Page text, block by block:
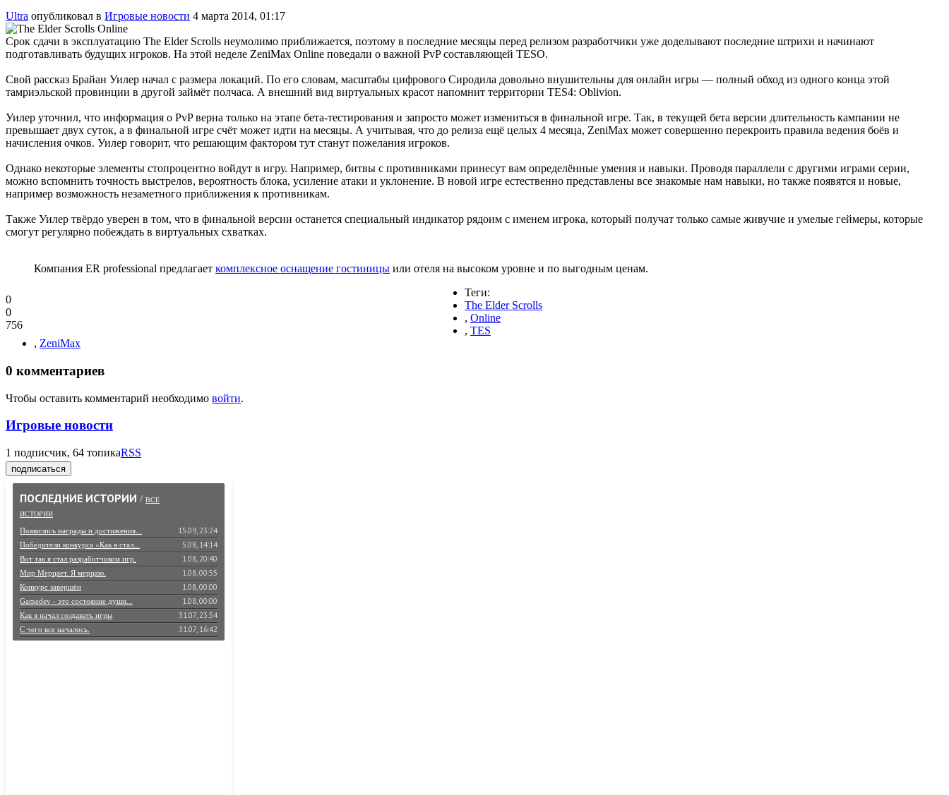
Ultra опубликовал в Игровые новости 4 марта 2014, 01:17
Срок сдачи в эксплуатацию The Elder Scrolls неумолимо приближается, поэтому в последние месяцы перед релизом разработчики уже доделывают последние штрихи и начинают
подготавливать будущих игроков. На этой неделе ZeniMax Online поведали о важной PvP составляющей TESO.
Свой рассказ Брайан Уилер начал с размера локаций. По его словам, масштабы цифрового Сиродила довольно внушительны для онлайн игры — полный обход из одного конца этой
тамриэльской провинции в другой займёт полчаса. А внешний вид виртуальных красот напомнит территории TES4: Oblivion.
Уилер уточнил, что информация о PvP верна только на этапе бета-тестирования и запросто может измениться в финальной игре. Так, в текущей бета версии длительность кампании не
превышает двух суток, а в финальной игре счёт может идти на месяцы. А учитывая, что до релиза ещё целых 4 месяца, ZeniMax может совершенно перекроить правила ведения боёв и
начисления очков. Уилер говорит, что решающим фактором тут станут пожелания игроков.
Однако некоторые элементы стопроцентно войдут в игру. Например, битвы с противниками принесут вам определённые умения и навыки. Проводя параллели с другими играми серии,
можно вспомнить точность выстрелов, вероятность блока, усиление атаки и уклонение. В новой игре естественно представлены все знакомые нам навыки, но также появятся и новые,
например возможность незаметного приближения к противникам.
Также Уилер твёрдо уверен в том, что в финальной версии останется специальный индикатор рядоим с именем игрока, который получат только самые живучие и умелые геймеры, которые
смогут регулярно побеждать в виртуальных схватках.
Компания ER professional предлагает комплексное оснащение гостиницы или отеля на высоком уровне и по выгодным ценам.
0
0
756
Теги:
The Elder Scrolls
, Online
, TES
, ZeniMax
0 комментариев
Чтобы оставить комментарий необходимо войти.
Игровые новости
1 подписчик, 64 топикаRSS
подписаться
ПОСЛЕДНИЕ ИСТОРИИ / ВСЕ
ИСТОРИИ
Появились награды и достижения... 15.09, 23:24
Победители конкурса «Как я стал... 5.08, 14:14
Вот так я стал разработчиком игр. 1.08, 20:40
Мир Мерцает. Я мерцаю. 1.08, 00:55
Конкурс завершён 1.08, 00:00
Gamedev - это состояние души... 1.08, 00:00
Как я начал создавать игры 31.07, 23:54
С чего все началось. 31.07, 16:42
Большое путешествие в мир игростроя 30.07, 23:59